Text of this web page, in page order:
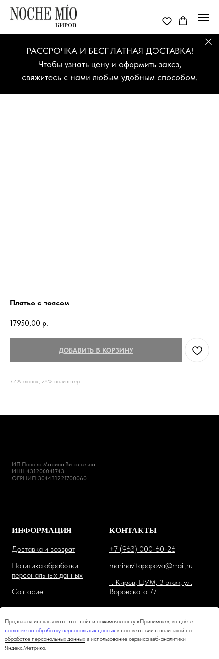
РАССРОЧКА И БЕСПЛАТНАЯ ДОСТАВКА!
Чтобы узнать цену и оформить заказ,
свяжитесь с нами любым удобным способом.
Продолжая использовать этот сайт и нажимая кнопку «Принимаю», вы даёте
согласие на обработку персональных данных в соответствии с политикой по
обработке персональных данных и использование сервиса веб-аналитики
Яндекс.Метрика.
Платье с поясом
17950,00 р.
ДОБАВИТЬ В КОРЗИНУ
72% хлопок, 28% полиэстер
ИП Попова Марина Витальевна
ИНН 431200041743
ОГРНИП 304431221700060
ИНФОРМАЦИЯ
Доставка и возврат
Политика обработки
персональных данных
Солгасие
КОНТАКТЫ
+7 (963) 000-60-26
marinavitapopova@mail.ru
г. Киров, ЦУМ, 3 этаж, ул.
Воровского 77